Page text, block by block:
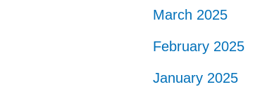
March 2025
February 2025
January 2025